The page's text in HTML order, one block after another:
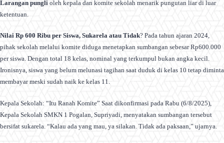
Larangan pungli oleh kepala dan komite sekolah menarik pungutan liar di luar
ketentuan.
Nilai Rp 600 Ribu per Siswa, Sukarela atau Tidak? Pada tahun ajaran 2024,
pihak sekolah melalui komite diduga menetapkan sumbangan sebesar Rp600.000
per siswa. Dengan total 18 kelas, nominal yang terkumpul bukan angka kecil.
Ironisnya, siswa yang belum melunasi tagihan saat duduk di kelas 10 tetap diminta
membayar meski sudah naik ke kelas 11.
Kepala Sekolah: “Itu Ranah Komite” Saat dikonfirmasi pada Rabu (6/8/2025),
Kepala Sekolah SMKN 1 Pogalan, Supriyadi, menyatakan sumbangan tersebut
bersifat sukarela. “Kalau ada yang mau, ya silakan. Tidak ada paksaan,” ujarnya.